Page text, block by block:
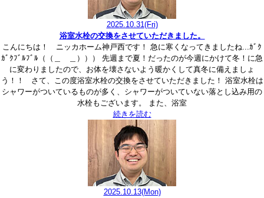
2025.10.31(Fri)
浴室水栓の交換をさせていただきました。
こんにちは！ ニッカホーム神戸西です！ 急に寒くなってきましたね...ｶﾞｸ
ｶﾞｸﾌﾞﾙﾌﾞﾙ（（＿ ＿））） 先週まで夏！だったのが今週にかけて冬！に急
に変わりましたので、お体を壊さないよう暖かくして真冬に備えましょ
う！！ さて、この度浴室水栓の交換をさせていただきました！ 浴室水栓は
シャワーがついているものが多く、シャワーがついていない落とし込み用の
水栓もございます。 また、浴室
続きを読む
2025.10.13(Mon)